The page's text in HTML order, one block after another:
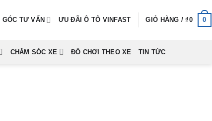
GÓC TƯ VẤN ƯU ĐÃI Ô TÔ VINFAST GIỎ HÀNG /₫0 0
CHĂM SÓC XE ĐỒ CHƠI THEO XE TIN TỨC